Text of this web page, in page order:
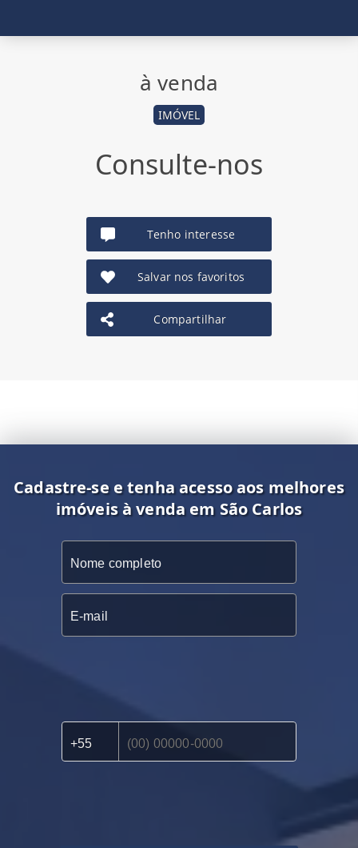
à venda
IMÓVEL
Consulte-nos
Tenho interesse
Salvar nos favoritos
Compartilhar
Cadastre-se e tenha acesso aos melhores
imóveis à venda em São Carlos